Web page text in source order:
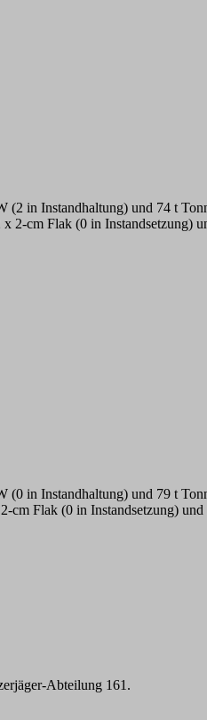
(2 in Instandhaltung) und 74 t
2-cm Flak (0 in Instandsetzung)
(0 in Instandhaltung) und 79 t
cm Flak (0 in Instandsetzung)
Abteilung 161.